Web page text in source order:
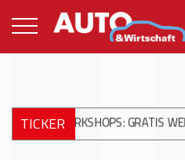
TICKER
WORKSHOPS: GRATIS